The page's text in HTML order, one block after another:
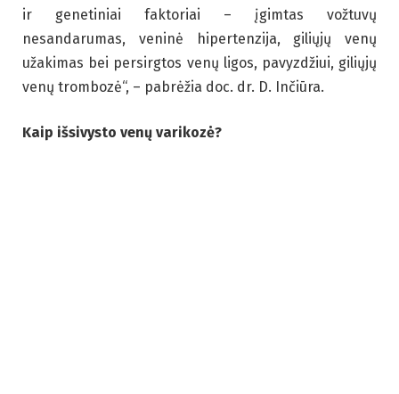
ir genetiniai faktoriai – įgimtas vožtuvų
nesandarumas, veninė hipertenzija, giliųjų venų
užakimas bei persirgtos venų ligos, pavyzdžiui, giliųjų
venų trombozė“, – pabrėžia doc. dr. D. Inčiūra.
Kaip išsivysto venų varikozė?